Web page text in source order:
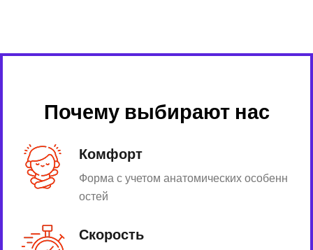
Почему выбирают нас
Комфорт
Форма с учетом анатомических особенн
остей
Скорость